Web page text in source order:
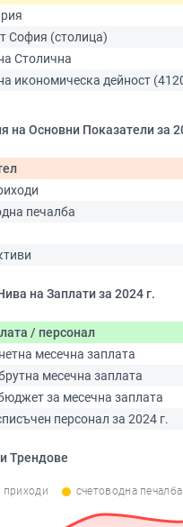
София (столица)
Столична
икономическа дейност
на Основни Показатели за
печалба
на Заплати за 2024 г.
/ персонал
месечна заплата
месечна заплата
за месечна заплата
персонал за 2024 г.
Трендове
счетоводна печалба